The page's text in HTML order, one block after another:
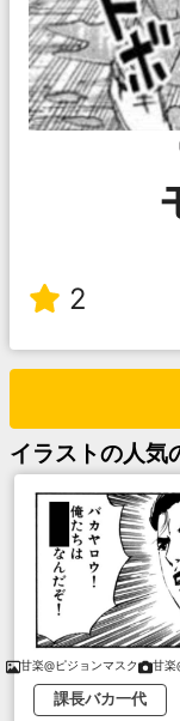
2
イラストの人気
甘楽@ピジョンマスク 甘楽
課長バカ一代